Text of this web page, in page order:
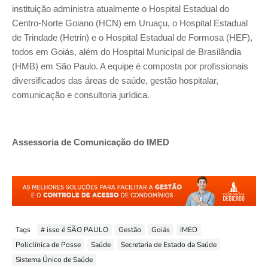
instituição administra atualmente o Hospital Estadual do
Centro-Norte Goiano (HCN) em Uruaçu, o Hospital Estadual
de Trindade (Hetrin) e o Hospital Estadual de Formosa (HEF),
todos em Goiás, além do Hospital Municipal de Brasilândia
(HMB) em São Paulo. A equipe é composta por profissionais
diversificados das áreas de saúde, gestão hospitalar,
comunicação e consultoria jurídica.
Assessoria de Comunicação do IMED
Tags # isso é SÃO PAULO Gestão Goiás
IMED
Policlínica de Posse
Saúde
Secretaria de Estado da Saúde
Sistema Único de Saúde